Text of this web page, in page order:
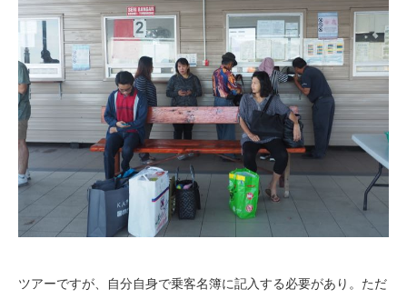
ツアーですが、自分自身で乗客名簿に記入する必要があり。ただ